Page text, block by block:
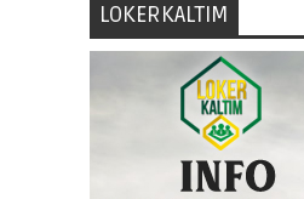
LOKERKALTIM